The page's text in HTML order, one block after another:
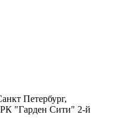
Петербург,
"Гарден Сити" 2-й